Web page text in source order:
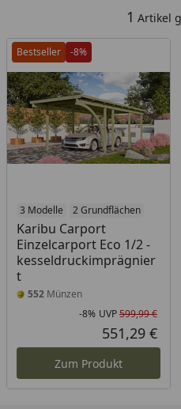
1 Artikel
Bestseller -8%
3 Modelle 2 Grundflächen
Karibu Carport
Einzelcarport Eco 1/2 -
kesseldruckimprägnier
t
552 Münzen
-8% UVP599,99 €
551,29 €
Zum Produkt